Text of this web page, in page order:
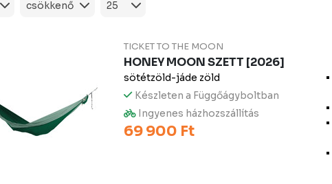
TICKET TO THE MOON
HONEY MOON SZETT [2026]
sötétzöld-jáde zöld
Készleten a Függőágyboltban
Ingyenes házhozszállítás
69 900 Ft